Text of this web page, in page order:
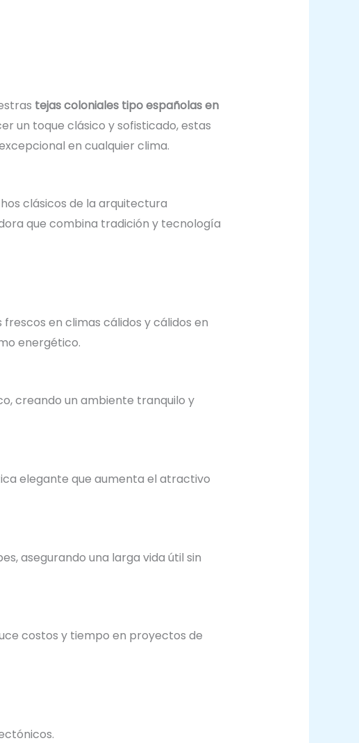
tejas coloniales tipo españolas en
un toque clásico y sofisticado, estas
en cualquier clima.
clásicos de la arquitectura
que combina tradición y tecnología
en climas cálidos y cálidos en
energético.
creando un ambiente tranquilo y
elegante que aumenta el atractivo
asegurando una larga vida útil sin
costos y tiempo en proyectos de